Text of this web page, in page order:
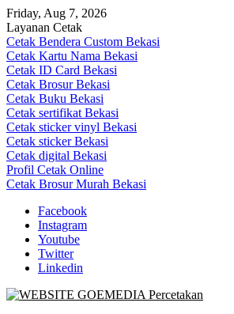
Skip
to
content
Friday, Aug 7, 2026
Layanan Cetak
Cetak Bendera Custom Bekasi
Cetak Kartu Nama Bekasi
Cetak ID Card Bekasi
Cetak Brosur Bekasi
Cetak Buku Bekasi
Cetak sertifikat Bekasi
Cetak sticker vinyl Bekasi
Cetak sticker Bekasi
Cetak digital Bekasi
Profil Cetak Online
Cetak Brosur Murah Bekasi
Facebook
Instagram
Youtube
Twitter
Linkedin